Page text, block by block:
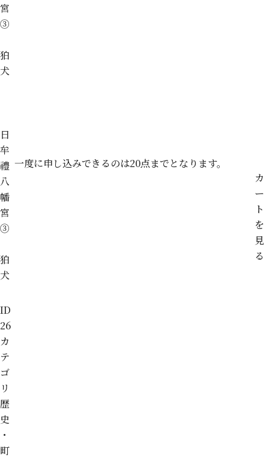
宮
③
狛
犬
日
牟
禮
八
幡
宮
③
狛
犬
ID
26
カ
テ
ゴ
リ
歴
史
・
町
一度に申し込みできるのは20点までとなります。
カ
ー
ト
を
見
る